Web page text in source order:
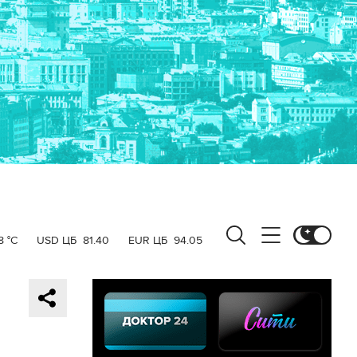
°C USD ЦБ 81.40 EUR ЦБ 94.05